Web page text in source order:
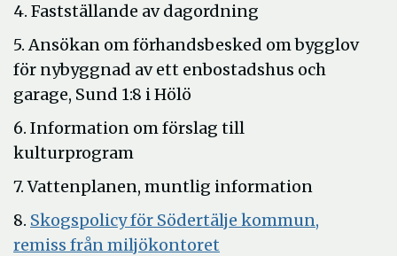
4. Fastställande av dagordning
5. Ansökan om förhandsbesked om bygglov
för nybyggnad av ett enbostadshus och
garage, Sund 1:8 i Hölö
6. Information om förslag till
kulturprogram
7. Vattenplanen, muntlig information
8. Skogspolicy för Södertälje kommun,
remiss från miljökontoret